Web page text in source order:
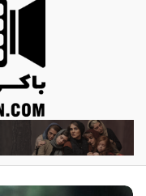
ب
ا
ک
س